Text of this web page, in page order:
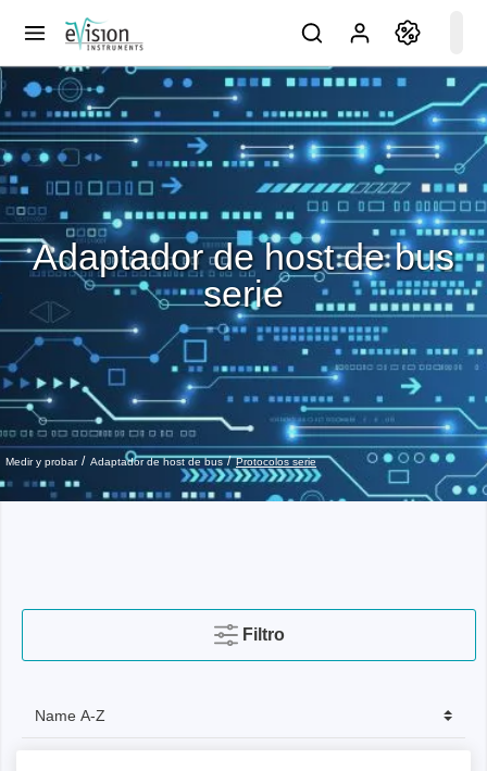
Medir y probar Adaptador de host de bus Protocolos serie
Adaptador de host de bus
serie
Filtro